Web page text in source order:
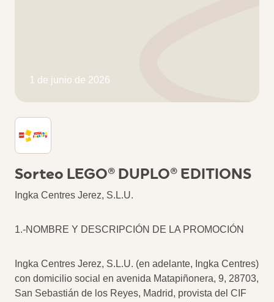
1 de junio de 2026
Sorteo LEGO® DUPLO® EDITIONS
Ingka Centres Jerez, S.L.U.
1.-NOMBRE Y DESCRIPCIÓN DE LA PROMOCIÓN
Ingka Centres Jerez, S.L.U. (en adelante, Ingka Centres)
con domicilio social en avenida Matapiñonera, 9, 28703,
San Sebastián de los Reyes, Madrid, provista del CIF